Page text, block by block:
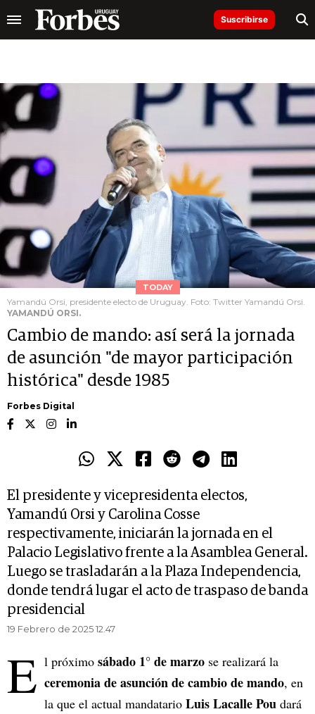
Suscribirse
TODAY
Yamandú Orsi, presidente electo de Uruguay. Foto: Twitter Yamandú Orsi.
YAMANDÚ ORSI.
Cambio de mando: así será la jornada
de asunción "de mayor participación
histórica" desde 1985
Forbes Digital
El presidente y vicepresidenta electos,
Yamandú Orsi y Carolina Cosse
respectivamente, iniciarán la jornada en el
Palacio Legislativo frente a la Asamblea General.
Luego se trasladarán a la Plaza Independencia,
donde tendrá lugar el acto de traspaso de banda
presidencial
19 Febrero de 2025 12.47
E l próximo sábado 1° de marzo se realizará la
ceremonia de asunción de cambio de mando, en
la que el actual mandatario Luis Lacalle Pou dará